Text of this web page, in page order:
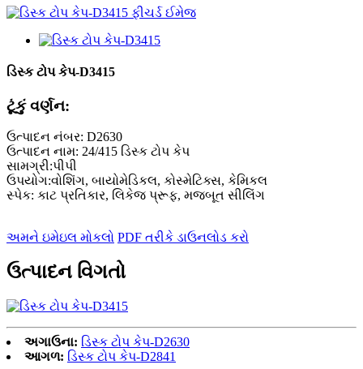
ડિસ્ક ટોપ કેપ-D3415
ટૂંકું વર્ણન:
ઉત્પાદન નંબર: D2630
ઉત્પાદન નામ: 24/415 ડિસ્ક ટોપ કેપ
સામગ્રી:પીપી
ઉપયોગ:વોશિંગ, બાયોમેડિકલ, કોસ્મેટિક્સ, કેમિકલ
સ્પેક: કાટ પ્રતિકાર, લિકેજ પ્રૂફ, મજબૂત સીલિંગ
અમને ઇમેઇલ મોકલો PDF તરીકે ડાઉનલોડ કરો
ઉત્પાદન વિગતો
અગાઉના: ડિસ્ક ટોપ કેપ-D2630
આગળ: ડિસ્ક ટોપ કેપ-D2841